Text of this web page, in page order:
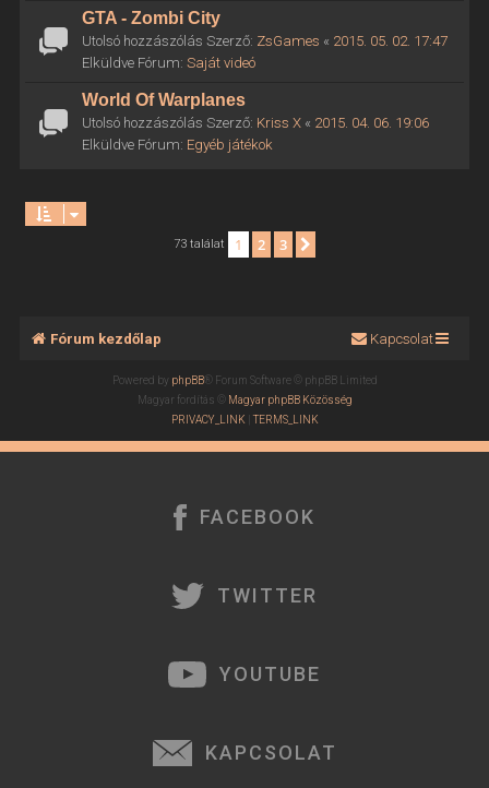
GTA - Zombi City
Utolsó hozzászólás Szerző: ZsGames « 2015. 05. 02. 17:47
Elküldve Fórum: Saját videó
World Of Warplanes
Utolsó hozzászólás Szerző: Kriss X« 2015. 04. 06. 19:06
Elküldve Fórum: Egyéb játékok
73 találat 1 2 3
Fórum kezdőlap Kapcsolat
Powered by phpBB® Forum Software © phpBB Limited
Magyar fordítás ©
Magyar phpBB Közösség
PRIVACY_LINK| TERMS_LINK
FACEBOOK
TWITTER
YOUTUBE
KAPCSOLAT